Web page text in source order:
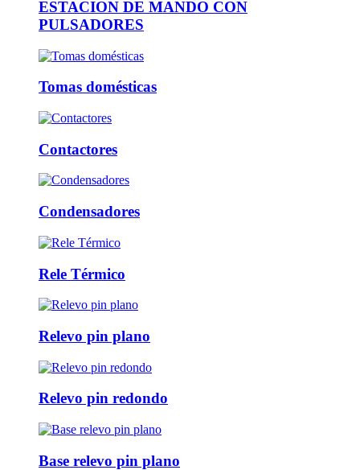
ESTACION DE MANDO CON
PULSADORES
Tomas domésticas
Contactores
Condensadores
Rele Térmico
Relevo pin plano
Relevo pin redondo
Base relevo pin plano